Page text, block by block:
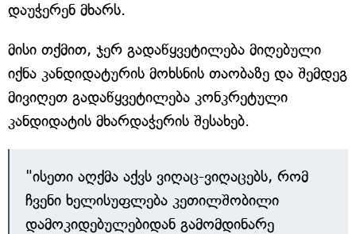
დაუჭერენ მხარს.
მისი თქმით, ჯერ გადაწყვეტილება მიღებული
იქნა კანდიდატურის მოხსნის თაობაზე და შემდეგ
მივიღეთ გადაწყვეტილება კონკრეტული
კანდიდატის მხარდაჭერის შესახებ.
"ისეთი აღქმა აქვს ვიღაც-ვიღაცებს, რომ
ჩვენი ხელისუფლება კეთილშობილი
დამოკიდებულებიდან გამომდინარე